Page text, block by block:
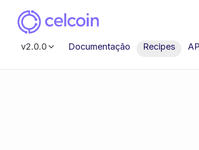
v2.0.0 Documentação Recipes